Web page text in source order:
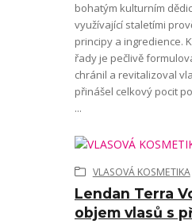
bohatým kulturním
využívající staletími
principy a ingredience.
řady je pečlivě
chránil a revitalizoval
přinášel celkový pocit
...
Lendan Terra
objem vlasů s
VLASOVÁ KOSMETIKA